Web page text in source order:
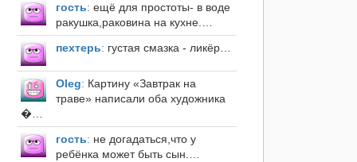
гость: ещё для простоты- в воде
ракушка,раковина на кухне.…
пехтерь: густая смазка - ликёр…
Оleg: Картину «Завтрак на
траве» написали оба художника
�…
гость: не догадаться,что у
ребёнка может быть сын.…